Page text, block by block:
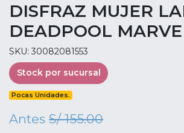
DISFRAZ MUJER
DEADPOOL
SKU: 30082081553
Stock por sucursal
Pocas Unidades.
Antes S/ 155.00